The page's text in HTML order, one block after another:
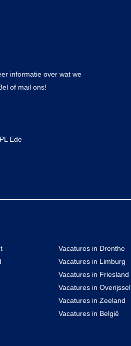
informatie over wat we
of mail ons!
Ede
Vacatures in Drenthe
Vacatures in Limburg
Vacatures in Friesland
Vacatures in Overijssel
Vacatures in Zeeland
Vacatures in België